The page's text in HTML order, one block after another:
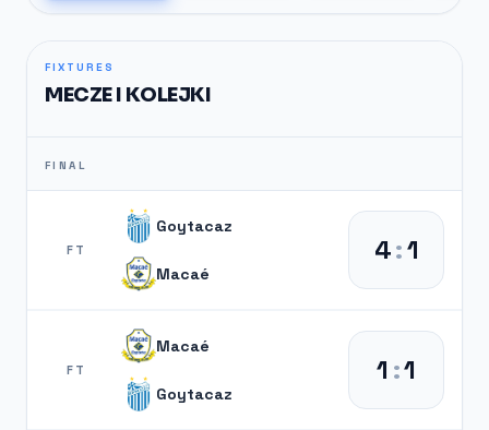
FIXTURES
MECZE I KOLEJKI
FINAL
FT
Goytacaz
Macaé
4:1
FT
Macaé
Goytacaz
1 :1